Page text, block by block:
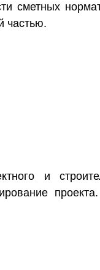
сметных
частью.
и